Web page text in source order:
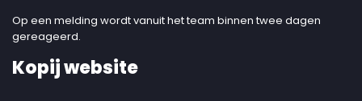
Op een melding wordt vanuit het team binnen twee dagen
gereageerd.
Kopij website